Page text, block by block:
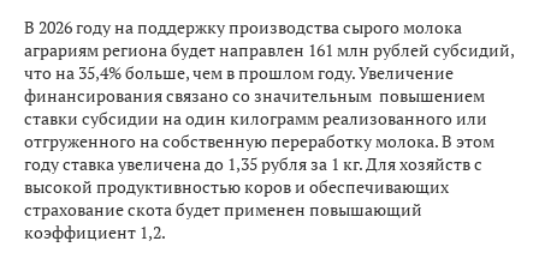
В 2026 году на поддержку производства сырого молока
аграриям региона будет направлен 161 млн рублей субсидий,
что на 35,4% больше, чем в прошлом году. Увеличение
финансирования связано со значительным повышением
ставки субсидии на один килограмм реализованного или
отгруженного на собственную переработку молока. В этом
году ставка увеличена до 1,35 рубля за 1 кг. Для хозяйств с
высокой продуктивностью коров и обеспечивающих
страхование скота будет применен повышающий
коэффициент 1,2.